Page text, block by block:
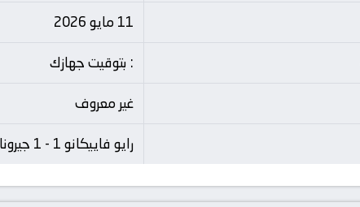
11 مايو 2026
: بتوقيت جهازك
غير معروف
رايو فاييكانو 1 - 1 جيرونا